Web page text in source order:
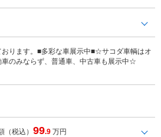
ります。■多彩な車展示中■☆サコダ車輌はオ
のみならず、普通車、中古車も展示中☆
（税込）99.9 万円